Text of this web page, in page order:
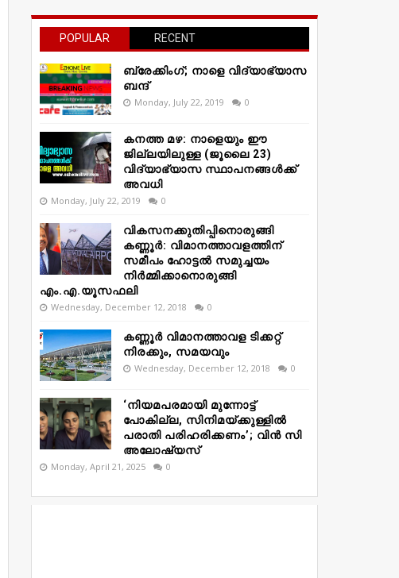
POPULAR RECENT
ബ്രേക്കിംഗ്; നാളെ വിദ്യാഭ്യാസ
ബന്ദ്
Monday, July 22, 2019 0
കനത്ത മഴ: നാളെയും ഈ
ജില്ലയിലുള്ള (ജൂലൈ 23)
വിദ്യാഭ്യാസ സ്ഥാപനങ്ങൾക്ക്
അവധി
Monday, July 22, 2019 0
വികസനക്കുതിപ്പിനൊരുങ്ങി
കണ്ണൂർ: വിമാനത്താവളത്തിന്
സമീപം ഹോട്ടൽ സമുച്ചയം
നിർമ്മിക്കാനൊരുങ്ങി
എം.എ.യൂസഫലി
Wednesday, December 12, 2018 0
കണ്ണൂർ വിമാനത്താവള ടിക്കറ്റ്
നിരക്കും, സമയവും
Wednesday, December 12, 2018 0
‘നിയമപരമായി മുന്നോട്ട്
പോകില്ല, സിനിമയ്ക്കുള്ളിൽ
പരാതി പരിഹരിക്കണം’; വിൻ സി
അലോഷ്യസ്
Monday, April 21, 2025 0